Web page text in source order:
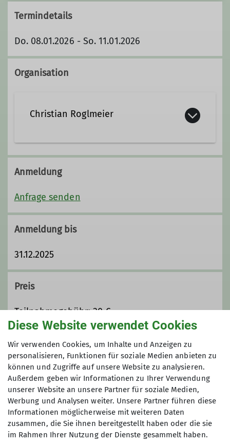
Termindetails
Do. 08.01.2026 - So. 11.01.2026
Organisation
Christian Roglmeier
0151 14916016
Kontakt aufnehmen
Qualifikationen
Trainer C Skibergsteigen
Ämter
Trainer Tourenführer
Anmeldung
Anfrage senden
Anmeldung bis
31.12.2025
Preis
Teilnahmegebühr: 30 €
Maximale Teilnehmeranzahl
5
Diese Website verwendet Cookies
Wir verwenden Cookies, um Inhalte und Anzeigen zu
personalisieren, Funktionen für soziale Medien anbieten zu
können und Zugriffe auf unsere Website zu analysieren.
Außerdem geben wir Informationen zu Ihrer Verwendung
unserer Website an unsere Partner für soziale Medien,
Werbung und Analysen weiter. Unsere Partner führen diese
Informationen möglicherweise mit weiteren Daten
zusammen, die Sie ihnen bereitgestellt haben oder die sie
im Rahmen Ihrer Nutzung der Dienste gesammelt haben.